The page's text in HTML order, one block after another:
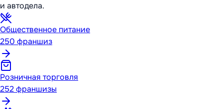
и автодела.
Общественное питание
250 франшиз
Розничная торговля
252франшизы